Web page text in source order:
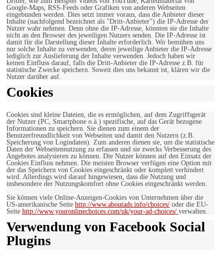
Google-Maps, RSS-Feeds oder Grafiken von anderen Webseiten
eingebunden werden. Dies setzt immer voraus, dass die Anbieter dieser
Inhalte (nachfolgend bezeichnet als "Dritt-Anbieter") die IP-Adresse der
Nutzer wahr nehmen. Denn ohne die IP-Adresse, könnten sie die Inhalte
nicht an den Browser des jeweiligen Nutzers senden. Die IP-Adresse ist
damit für die Darstellung dieser Inhalte erforderlich. Wir bemühen uns
nur solche Inhalte zu verwenden, deren jeweilige Anbieter die IP-Adresse
lediglich zur Auslieferung der Inhalte verwenden. Jedoch haben wir
keinen Einfluss darauf, falls die Dritt-Anbieter die IP-Adresse z.B. für
statistische Zwecke speichern. Soweit dies uns bekannt ist, klären wir die
Nutzer darüber auf.
Cookies
Cookies sind kleine Dateien, die es ermöglichen, auf dem Zugriffsgerät
der Nutzer (PC, Smartphone o.ä.) spezifische, auf das Gerät bezogene
Informationen zu speichern. Sie dienen zum einem der
Benutzerfreundlichkeit von Webseiten und damit den Nutzern (z.B.
Speicherung von Logindaten). Zum anderen dienen sie, um die statistische
Daten der Webseitennutzung zu erfassen und sie zwecks Verbesserung des
Angebotes analysieren zu können. Die Nutzer können auf den Einsatz der
Cookies Einfluss nehmen. Die meisten Browser verfügen eine Option mit
der das Speichern von Cookies eingeschränkt oder komplett verhindert
wird. Allerdings wird darauf hingewiesen, dass die Nutzung und
insbesondere der Nutzungskomfort ohne Cookies eingeschränkt werden.
Sie können viele Online-Anzeigen-Cookies von Unternehmen über die
US-amerikanische Seite http://www.aboutads.info/choices/ oder die EU-
Seite http://www.youronlinechoices.com/uk/your-ad-choices/ verwalten.
Verwendung von Facebook Social
Plugins